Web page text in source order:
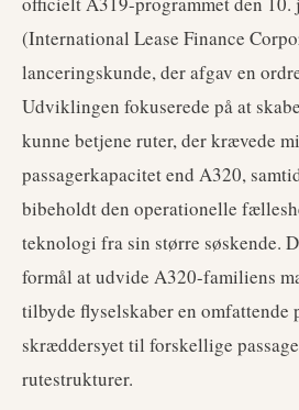
(International Lease Finance
lanceringskunde, der afgav en
Udviklingen fokuserede på at
kunne betjene ruter, der krævede
passagerkapacitet end A320,
bibeholdt den operationelle
teknologi fra sin større søskende.
formål at udvide A320-familiens
tilbyde flyselskaber en omfattende
skræddersyet til forskellige
rutestrukturer.